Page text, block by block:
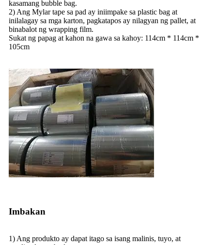
kasamang bubble bag.
2) Ang Mylar tape sa pad ay iniimpake sa plastic bag at
inilalagay sa mga karton, pagkatapos ay nilagyan ng pallet, at
binabalot ng wrapping film.
Sukat ng papag at kahon na gawa sa kahoy: 114cm * 114cm *
105cm
Imbakan
1) Ang produkto ay dapat itago sa isang malinis, tuyo, at